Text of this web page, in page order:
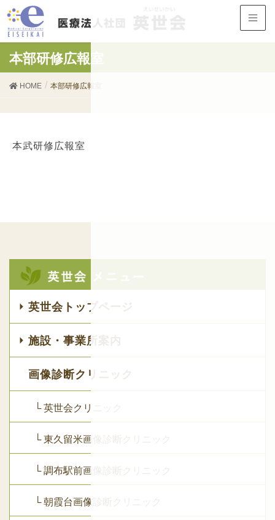
本部研修広報室
HOME 本部研修広報室
本武研修広報室
英世会トップページ
施設・事業所案内
画像診断クリニック
└ 英世会クリニック
└ 東久留米画像診断クリニック
└ 調布駅前画像診断クリニック
└ 朝霞台画像診断クリニック